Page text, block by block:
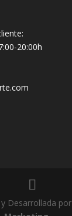
20:00h
Desarrollada por